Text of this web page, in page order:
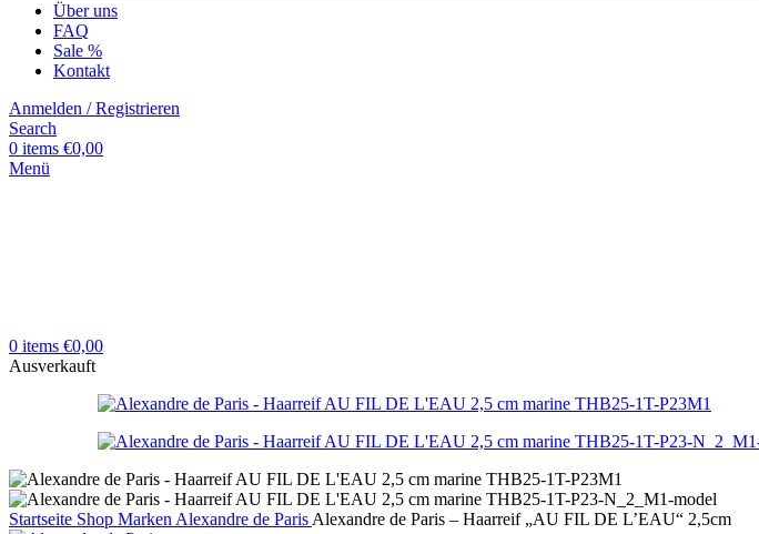
Über uns
FAQ
Sale %
Kontakt
Anmelden / Registrieren
Search
0 items €0,00
Menü
0 items €0,00
Ausverkauft
Startseite Shop Marken Alexandre de Paris Alexandre de Paris – Haarreif „AU FIL DE L’EAU“ 2,5cm